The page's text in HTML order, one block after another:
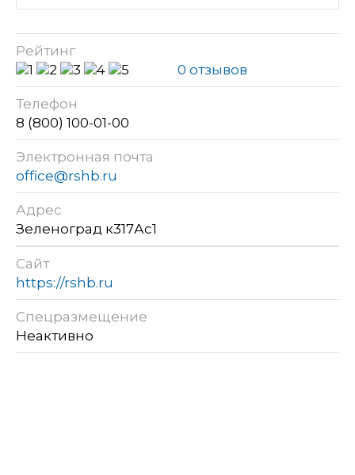
Рейтинг
0 отзывов
Телефон
8 (800) 100-01-00
Электронная почта
office@rshb.ru
Адрес
Зеленоград к317Ас1
Сайт
https://rshb.ru
Спецразмещение
Неактивно